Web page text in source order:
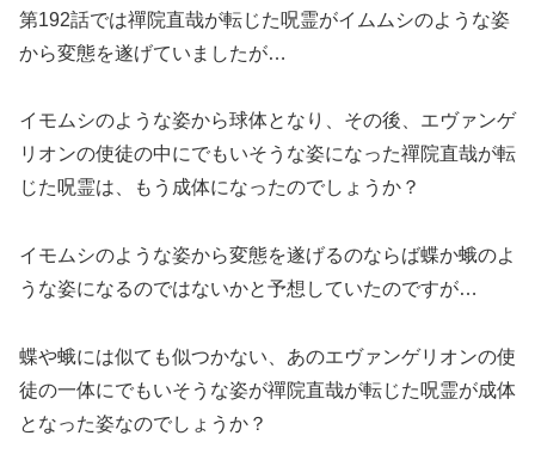
第192話では禪院直哉が転じた呪霊がイムムシのような姿
から変態を遂げていましたが…
イモムシのような姿から球体となり、その後、エヴァンゲ
リオンの使徒の中にでもいそうな姿になった禪院直哉が転
じた呪霊は、もう成体になったのでしょうか？
イモムシのような姿から変態を遂げるのならば蝶か蛾のよ
うな姿になるのではないかと予想していたのですが…
蝶や蛾には似ても似つかない、あのエヴァンゲリオンの使
徒の一体にでもいそうな姿が禪院直哉が転じた呪霊が成体
となった姿なのでしょうか？